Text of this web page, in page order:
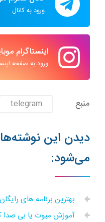
ورود به کانال
اینستاگرام
ورود به صفحه
منبع telegram
دیدن این
می‌شود:
بهترین برنامه های